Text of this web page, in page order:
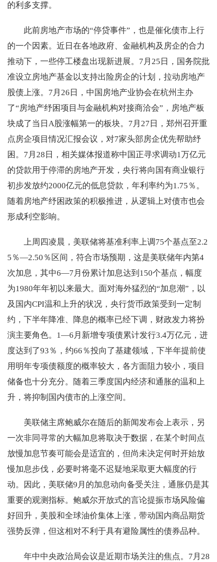
的利多支撑。
此前房地产市场的“停贷事件”，也是催化债市上行
的一个因素。近日在各地政府、金融机构及房企的合力
推动下，一些停工楼盘出现新进展。7月25日，国务院批
准设立房地产基金以支持出险房企的计划，拉动房地产
股债上涨。7月26日，中国房地产业协会在杭州主办
了“房地产纾困项目与金融机构对接商洽会”，房地产板
块成了当日A股涨幅第一的板块。7月27日，郑州召开重
点房企项目情况汇报会议，对7家头部房企优先帮助纾
困。7月28日，相关媒体报道称中国正寻求调动1万亿元
的贷款用于停滞的房地产开发，央行将向国有商业银行
初步发放约2000亿元的低息贷款，年利率约为1.75％。
随着房地产纾困政策的积极推进，从逻辑上对债市也会
形成利空影响。
上周四凌晨，美联储将基准利率上调75个基点至2.2
5％—2.50％区间，符合市场预期，这是美联储年内第4
次加息，其中6—7月份累计加息达到150个基点，幅度
为1980年年初以来最大。面对海外猛烈的“加息潮”，以
及国内CPI温和上升的状况，央行货币政策受到一定制
约，下半年降准、降息的概率已经下调，财政发力将扮
演主要角色。1—6月新增专项债累计发行3.4万亿元，进
度达到了93％，约66％投向了基建领域，下半年提前使
用明年专项债额度的概率较大，各方面阻力较小，项目
储备也十分充分。随着三季度国内经济和通胀的温和上
升，将抑制国内债市的上涨空间。
美联储主席鲍威尔在随后的新闻发布会上表示，另
一次非同寻常的大幅加息将取决于数据，在某个时间点
放慢加息节奏可能会是适宜的，但尚未决定何时开始放
慢加息步伐，必要时将毫不迟疑地采取更大幅度的行
动。因此，美联储9月的加息动向备受关注，通胀仍是其
重要的观测指标。鲍威尔开放式的言论提振市场风险偏
好回升，美股和全球油价集体上涨，带动国内商品期货
强势反弹，但这相对不利于具有避险属性的债券品种。
年中中央政治局会议是近期市场关注的焦点。7月28